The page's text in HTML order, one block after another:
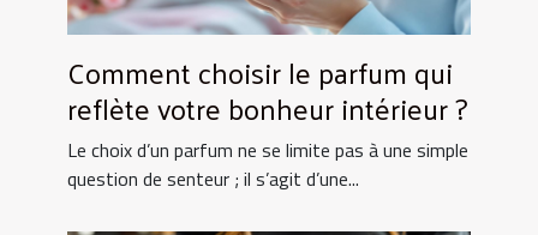
Comment choisir le parfum qui
reflète votre bonheur intérieur ?
Le choix d’un parfum ne se limite pas à une simple
question de senteur ; il s’agit d’une...